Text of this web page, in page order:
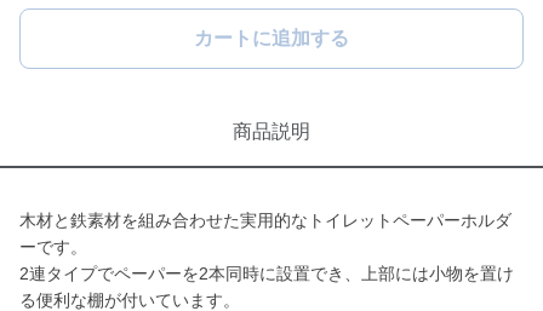
カートに追加する
商品説明
木材と鉄素材を組み合わせた実用的なトイレットペーパーホルダ
ーです。
2連タイプでペーパーを2本同時に設置でき、上部には小物を置け
る便利な棚が付いています。